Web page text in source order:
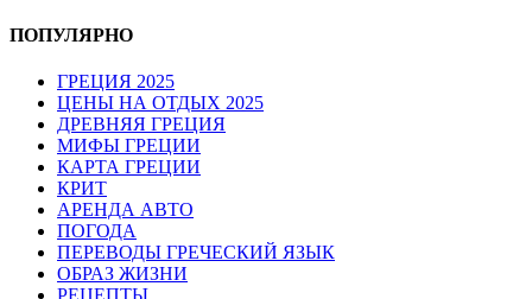
ПОПУЛЯРНО
ГРЕЦИЯ 2025
ЦЕНЫ НА ОТДЫХ 2025
ДРЕВНЯЯ ГРЕЦИЯ
МИФЫ ГРЕЦИИ
КАРТА ГРЕЦИИ
КРИТ
АРЕНДА АВТО
ПОГОДА
ПЕРЕВОДЫ ГРЕЧЕСКИЙ ЯЗЫК
ОБРАЗ ЖИЗНИ